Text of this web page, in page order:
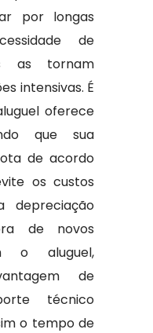
por longas
de
as tornam
intensivas. É
oferece
que sua
de acordo
os custos
depreciação
de novos
o aluguel,
de
técnico
o tempo de